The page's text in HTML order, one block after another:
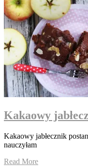
Kakaowy
Kakaowy jabłecznik
nauczyłam
Read More